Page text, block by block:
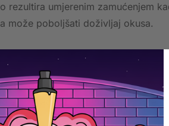
rezultira umjerenim zamućenjem
može poboljšati doživljaj okusa.
dulji vijek trajanja zavojnica,
novac, što potencijalno može